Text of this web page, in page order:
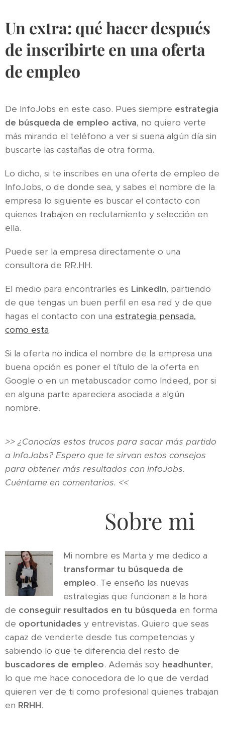
Un extra: qué hacer después
de inscribirte en una oferta
de empleo
De InfoJobs en este caso. Pues siempre estrategia
de búsqueda de empleo activa, no quiero verte
más mirando el teléfono a ver si suena algún día sin
buscarte las castañas de otra forma.
Lo dicho, si te inscribes en una oferta de empleo de
InfoJobs, o de donde sea, y sabes el nombre de la
empresa lo siguiente es buscar el contacto con
quienes trabajen en reclutamiento y selección en
ella.
Puede ser la empresa directamente o una
consultora de RR.HH.
El medio para encontrarles es LinkedIn, partiendo
de que tengas un buen perfil en esa red y de que
hagas el contacto con una estrategia pensada,
como esta.
Si la oferta no indica el nombre de la empresa una
buena opción es poner el título de la oferta en
Google o en un metabuscador como Indeed, por si
en alguna parte apareciera asociada a algún
nombre.
>> ¿Conocías estos trucos para sacar más partido
a InfoJobs? Espero que te sirvan estos consejos
para obtener más resultados con InfoJobs.
Cuéntame en comentarios. <<
Sobre mi
Mi nombre es Marta y me dedico a
transformar tu búsqueda de
empleo. Te enseño las nuevas
estrategias que funcionan a la hora
de conseguir resultados en tu búsqueda en forma
de oportunidades y entrevistas. Quiero que seas
capaz de venderte desde tus competencias y
sabiendo lo que te diferencia del resto de
buscadores de empleo. Además soy headhunter,
lo que me hace conocedora de lo que de verdad
quieren ver de ti como profesional quienes trabajan
en RRHH.